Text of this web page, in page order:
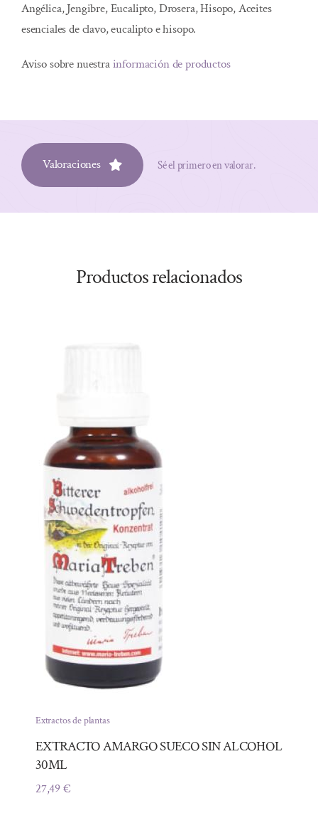
Angélica, Jengibre, Eucalipto, Drosera, Hisopo, Aceites
esenciales de clavo, eucalipto e hisopo.
Aviso sobre nuestrainformación de productos
Valoraciones Sé el primero en valorar.
Productos relacionados
Extractos de plantas
EXTRACTO AMARGO SUECO SIN ALCOHOL
30ML
27,49€